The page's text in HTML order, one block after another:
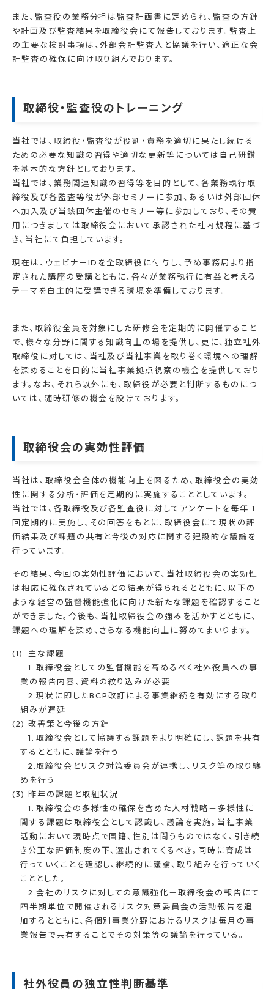
また、監査役の業務分担は監査計画書に定められ、監査の方針
や計画及び監査結果を取締役会にて報告しております。監査上
の主要な検討事項は、外部会計監査人と協議を行い、適正な会
計監査の確保に向け取り組んでおります。
取締役・監査役のトレーニング
当社では、取締役・監査役が役割・責務を適切に果たし続ける
ための必要な知識の習得や適切な更新等については自己研鑽
を基本的な方針としております。
当社では、業務関連知識の習得等を目的として、各業務執行取
締役及び各監査等役が外部セミナーに参加、あるいは外部団体
へ加入及び当該団体主催のセミナー等に参加しており、その費
用につきましては取締役会において承認された社内規程に基づ
き、当社にて負担しています。
現在は、ウェビナーIDを全取締役に付与し、予め事務局より指
定された講座の受講とともに、各々が業務執行に有益と考える
テーマを自主的に受講できる環境を準備しております。
また、取締役全員を対象にした研修会を定期的に開催すること
で、様々な分野に関する知識向上の場を提供し、更に、独立社外
取締役に対しては、当社及び当社事業を取り巻く環境への理解
を深めることを目的に当社事業拠点視察の機会を提供しており
ます。なお、それら以外にも、取締役が必要と判断するものにつ
いては、随時研修の機会を設けております。
取締役会の実効性評価
当社は、取締役会全体の機能向上を図るため、取締役会の実効
性に関する分析・評価を定期的に実施することとしています。
当社では、各取締役及び各監査役に対してアンケートを毎年 1
回定期的に実施し、その回答をもとに、取締役会にて現状の評
価結果及び課題の共有と今後の対応に関する建設的な議論を
行っています。
その結果、今回の実効性評価において、当社取締役会の実効性
は相応に確保されているとの結果が得られるとともに、以下の
ような経営の監督機能強化に向けた新たな課題を確認すること
ができました。今後も、当社取締役会の強みを活かすとともに、
課題への理解を深め、さらなる機能向上に努めてまいります。
主な課題
取締役会としての監督機能を高めるべく社外役員への事
業の報告内容、資料の絞り込みが必要
現状に即したBCP改訂による事業継続を有効にする取り
組みが遅延
改善策と今後の方針
取締役会として協議する課題をより明確にし、課題を共有
するとともに、議論を行う
取締役会とリスク対策委員会が連携し、リスク等の取り纏
めを行う
昨年の課題と取組状況
取締役会の多様性の確保を含めた人材戦略－多様性に
関する課題は取締役会として認識し、議論を実施。当社事業
活動において現時点で国籍、性別は問うものではなく、引き続
き公正な評価制度の下、選出されてくるべき。同時に育成は
行っていくことを確認し、継続的に議論、取り組みを行っていく
こととした。
会社のリスクに対しての意識強化－取締役会の報告にて
四半期単位で開催されるリスク対策委員会の活動報告を追
加するとともに、各個別事業分野におけるリスクは毎月の事
業報告で共有することでその対策等の議論を行っている。
社外役員の独立性判断基準